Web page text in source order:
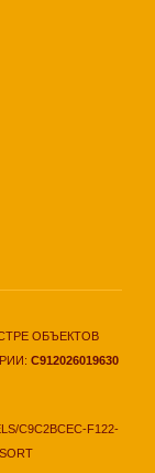
ОБЪЕКТОВ
С912026019630
C9C2BCEC-F122-